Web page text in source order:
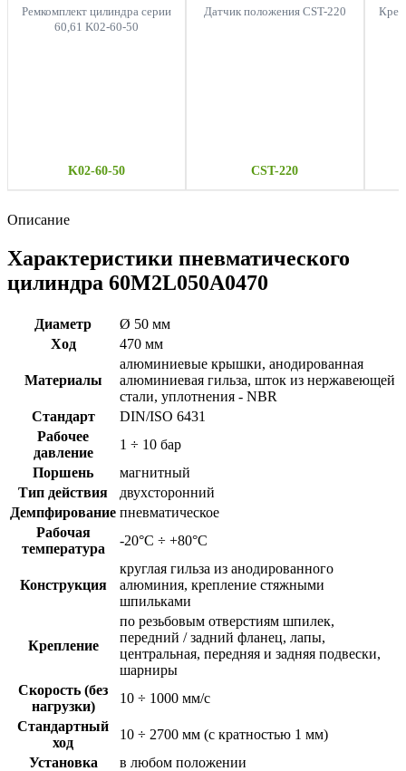
Ремкомплект цилиндра серии
60,61 K02-60-50
K02-60-50
Датчик положения CST-220
CST-220
Описание
Характеристики пневматического
цилиндра 60M2L050A0470
Диаметр
Ø 50 мм
Ход
470 мм
Материалы
алюминиевые крышки, анодированная
алюминиевая гильза, шток из нержавеющей
стали, уплотнения - NBR
Стандарт
DIN/ISO 6431
Рабочее
давление
1 ÷ 10 бар
Поршень
магнитный
Тип действия
двухсторонний
Демпфирование пневматическое
Рабочая
температура
-20°C ÷ +80°C
Конструкция
круглая гильза из анодированного
алюминия, крепление стяжными
шпильками
Крепление
по резьбовым отверстиям шпилек,
передний / задний фланец, лапы,
центральная, передняя и задняя подвески,
шарниры
Скорость (без
нагрузки)
10 ÷ 1000 мм/с
Стандартный
ход
10 ÷ 2700 мм (с кратностью 1 мм)
Установка
в любом положении